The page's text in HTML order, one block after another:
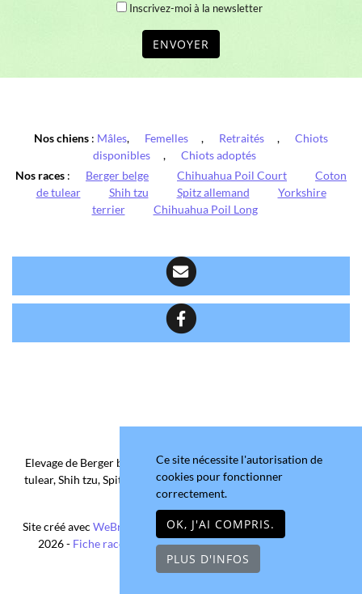
Inscrivez-moi à la newsletter
ENVOYER
Nos chiens : Mâles, Femelles , Retraités ,
Chiots
disponibles
,
Chiots adoptés
Nos races : Berger belge Chihuahua Poil Court
Coton
de tulear
Shih tzu Spitz allemand
Yorkshire
terrier
Chihuahua Poil Long
Elevage de Berger belge, Chihuahua Poil Court/Long, Coton de
tulear, Shih tzu, Spitz allemand et Yorkshire terrier depuis 2006
situé en Maine-et-Loire
Site créé avec WeBreed
- Copyright© Domaine de la Chantelaie
2026 - Fiche race Chihuahua Poil Long-Mentions légales
Ce site nécessite l'autorisation de
cookies pour fonctionner
correctement.
OK, J'AI COMPRIS.
PLUS D'INFOS